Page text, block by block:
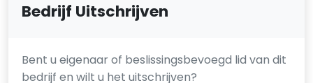
Bedrijf Uitschrijven
Bent u eigenaar of beslissingsbevoegd lid van dit
bedrijf en wilt u het uitschrijven?